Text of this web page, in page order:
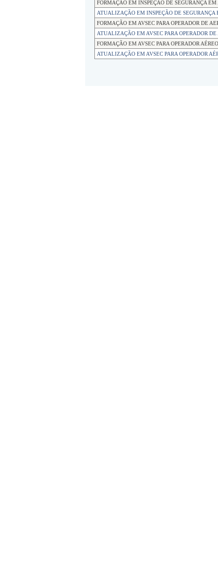
FORMAÇÃO EM INSPEÇÃO DE SEGURANÇA
ATUALIZAÇÃO EM INSPEÇÃO DE
FORMAÇÃO EM AVSEC PARA OPERADOR DE
ATUALIZAÇÃO EM AVSEC PARA OPERADOR DE
FORMAÇÃO EM AVSEC PARA OPERADOR AÉREO
ATUALIZAÇÃO EM AVSEC PARA OPERADOR